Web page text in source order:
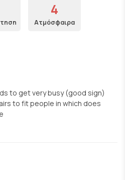
4
Ατμόσφαιρα
to get very busy (good sign)
to fit people in which does